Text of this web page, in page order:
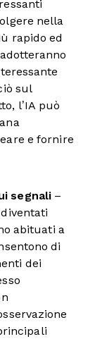
nella
rapido ed
sul
l’IA può
e fornire
segnali –
abituati a
di
dei